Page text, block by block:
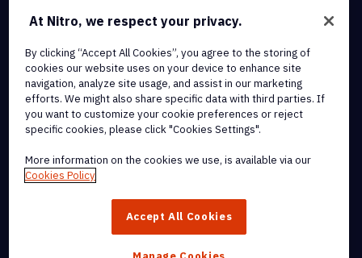
Nutzungsbedingungen
Cookie-Richtlinie
Copyright-Richtlinie
Alle Bedingungen und Richtlinien
Marken von Nitro Software, Inc. oder seinen verbundenen
At Nitro, we respect your privacy.
By clicking “Accept All Cookies”, you agree to the storing of
cookies our website uses on your device to enhance site
navigation, analyze site usage, and assist in our marketing
efforts. We might also share specific data with third parties. If
you want to customize your cookie preferences or reject
specific cookies, please click "Cookies Settings".
More information on the cookies we use, is available via our
Cookies Policy
Accept All Cookies